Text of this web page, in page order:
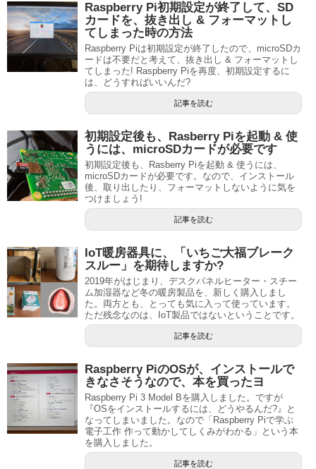
Raspberry Pi初期設定が終了して、SD
カードを、抜き出し & フォーマットし
てしまった時の方法
Raspberry Piは初期設定が終了したので、microSDカ
ードは不要だと考えて、抜き出し & フォーマットし
てしまった! Raspberry Piを再度、初期設定するに
は、どうすればいいんだ?
記事を読む
初期設定後も、Rasberry Piを起動 & 使
うには、microSDカードが必要です
初期設定後も、Rasberry Piを起動 & 使うには、
microSDカードが必要です。なので、インストール
後、取り出したり、フォーマットしないように気を
つけましょう!
記事を読む
IoT暖房器具に、「いちご大福ブレーク
スルー」を期待しますか?
2019年がはじまり、デスクパネルヒーター・スチー
ム加湿器など冬の暖房製品を、新しく購入しまし
た。両方とも、とっても気に入って使っています。
ただ残念なのは、IoT製品ではないということです。
記事を読む
Raspberry PiのOSが、インストールで
きなさそうなので、本を買ったヨ
Raspberry Pi 3 Model Bを購入しました。ですが
『OSをインストールするには、どうやるんだ?』と
なってしまいました。なので「Raspberry Piで学ぶ
電子工作 作って動かしてしくみがわかる」という本
を購入しました。
記事を読む